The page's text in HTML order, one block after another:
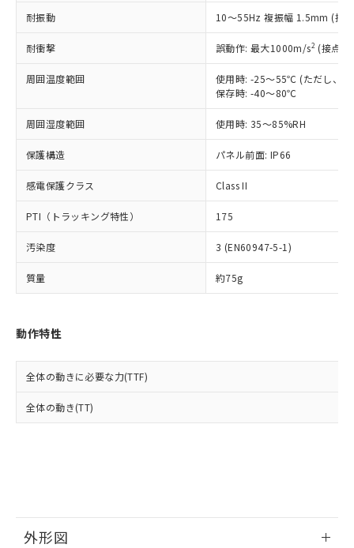
耐振動 10～55Hz 複振幅 1.5mm (接
耐衝撃 誤動作: 最大1000m/s2 (接点
周囲温度範囲
使用時: -25～55℃ (ただし、氷
保存時: -40～80℃
周囲湿度範囲 使用時: 35～85%RH
保護構造 パネル前面: IP66
感電保護クラス Class II
PTI（トラッキング特性） 175
汚染度 3 (EN60947-5-1)
質量 約75g
動作特性
全体の動きに必要な力(TTF)
全体の動き(TT)
外形図
記載している更新日時点での社内デー
タに基づき作成されるものであり、閲
覧された時点での実際の在庫および標
準価格とは異なる場合があることをご
正式な納期状況および標準価格はお客
様のお取引先、またはお客様担当のオ
ムロン制御機器販売店・当社販売員に
オムロン制御機器販売店や当社販売拠
販売ネットワーク
」をご確認
ください。
在庫状況および標準価格結果を当社の
事前の承諾なく第三者に漏洩または開
示しないようお願いします。
マイパーツ機能（部品リスト作成サー
ビス）をご利用いただくには、I-Web
メンバーズにご登録されている必要が
および当社の共同利用者が、当社の製
品・サービスに関するお客様との取
をご了承ください。
※当社の共同利用者とは、"個人情報
鉛(Pb) 1000ppm以下、 水銀(Hg) 1000ppm以下、 カド
六価クロム(Cr(Ⅵ)) 1000ppm以下、ポリ臭化ビフェニル
類(PBB) 1000ppm以下、ポリ臭化ジフェニルエーテル類
(PBDE) 1000ppm以下、フタル酸ビス(2-エチルヘキシ
ル) (DEHP)(別名：DOP) 1000ppm以下、フタル酸ブチ
ルベンジル（BBP） 1000ppm以下、フタル酸ジブチル
（DBP） 1000ppm以下、フタル酸ジイソブチル
(DIBP) 1000ppm以下
但し、RoHS指令で産業用監視および制御機器に対する
適用除外項目は除く。
フタル酸エステル類の４物質については閾値を超える意
図的な使用がないことを確認しています。
※2 対応予定月
部品在庫の切り替え状況などにより、予定
月が前後することがあります。
下記の非含有証明書をダウンロードするこ
とができます。
EU RoHS指令（10物質）の非含有証明書
物質の対応では、対応完了までの期間は出
荷製品に未対応品が混在することから備考
*中国RoHS10物質の基準値 (GB/T26572)：
Pb(鉛) :1000ppm、 Hg(水銀) : 1000ppm、 Cd(カドミウ
Cr(Ⅵ)(六価クロム) : 1000ppm、 PBBs(ポリ臭化ビフェ
ニル類) : 1000ppm、 PBDEs(ポリ臭化ジフェニルエーテ
ル) : 1000ppm、
DEHP(フタル酸ビス(2-エチルヘキシル)) : 1000ppm
※2 環境保護使用期限
「ｅ」：有害物質（10物質）のすべてが基
準値以下であることを示します。
「10」：通常の使用状況下において有害物
質が外部に漏えいし、環境に深刻な影響を
及ぼさない年数を意味します。
（以下｢規制貨物等」という）を輸出
または国外への提供する場合は、日本
国政府の輸出許可(または役務取引許
可)を取得するなどの必要な手続きを
当社は規制貨物を破棄する場合は、完
全に破砕するなど、違法に輸出されな
いよう必要な手段を講じます。
当社は貴社製品を、核兵器、ミサイ
ル、化学兵器、生物兵器またはその他
武器並びにこれらの製造装置等に一切
使用いたしません。
当社は、貴社製品を第三者に販売する
場合は、上記1、2および3の内容を当
該第三者に通知します。また当社は、
販売先および販売に係わる関係者が違
法に輸出するおそれがある場合は、取
り引きをいたしません。
○ 一定数以上の在庫あり
△ 一定数には満たないが在庫あり
在庫なし(最新の在庫状況につ
いては、お客様のお取引先、ま
たはお客様担当のオムロン制御
機器販売店・当社販売員にご確
認ください)
受注生産機種、また在庫状況の
情報を公開していない機種